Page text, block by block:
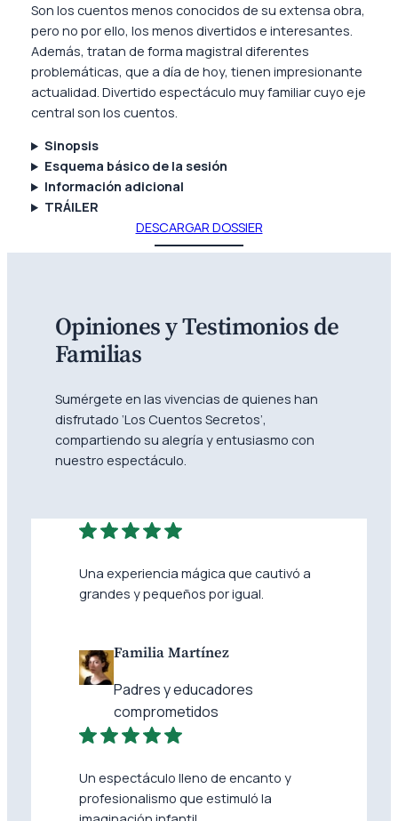
Son los cuentos menos conocidos de su extensa obra,
pero no por ello, los menos divertidos e interesantes.
Además, tratan de forma magistral diferentes
problemáticas, que a día de hoy, tienen impresionante
actualidad. Divertido espectáculo muy familiar cuyo eje
central son los cuentos.
Sinopsis
Esquema básico de la sesión
Información adicional
TRÁILER
DESCARGAR DOSSIER
Opiniones y Testimonios de
Familias
Sumérgete en las vivencias de quienes han
disfrutado ‘Los Cuentos Secretos’,
compartiendo su alegría y entusiasmo con
nuestro espectáculo.
Una experiencia mágica que cautivó a
grandes y pequeños por igual.
Familia Martínez
Padres y educadores
comprometidos
Un espectáculo lleno de encanto y
profesionalismo que estimuló la